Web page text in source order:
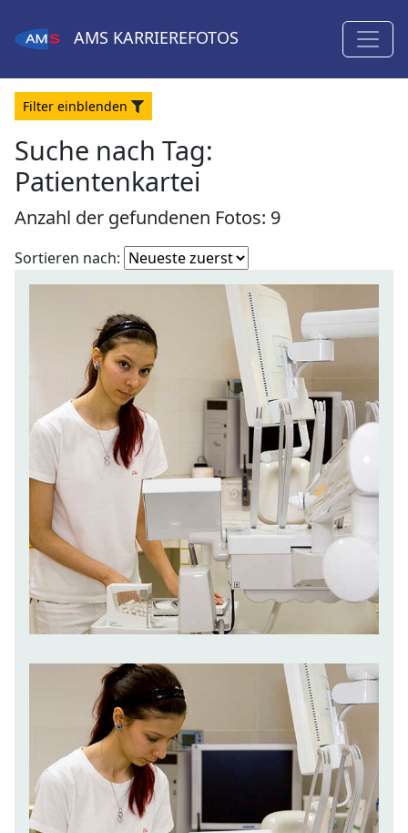
AMS KARRIEREFOTOS
Filter einblenden
Suche nach Tag:
Patientenkartei
Anzahl der gefundenen Fotos: 9
Sortieren nach: